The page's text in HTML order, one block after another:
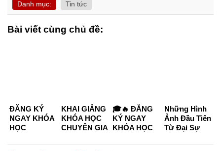
Danh mục: Tin tức
Bài viết cùng chủ đề:
ĐĂNG KÝ
NGAY KHÓA
HỌC
KHAI GIẢNG
KHÓA HỌC
CHUYÊN GIA
🎓🔥 ĐĂNG
KÝ NGAY
KHÓA HỌC
Những Hình
Ảnh Đầu Tiên
Từ Đại Sự